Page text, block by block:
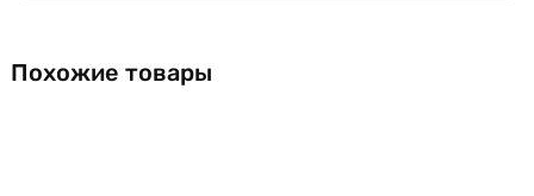
Похожие товары